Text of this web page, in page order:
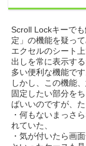
Scroll Lockキーで
定」の機能を疑っ
エクセルのシート
出しを常に表示す
多い便利な機能です
しかし、この機能
固定したい部分を
ばいいのですが、
・何もないまっさ
れていた、
・気が付いたら画